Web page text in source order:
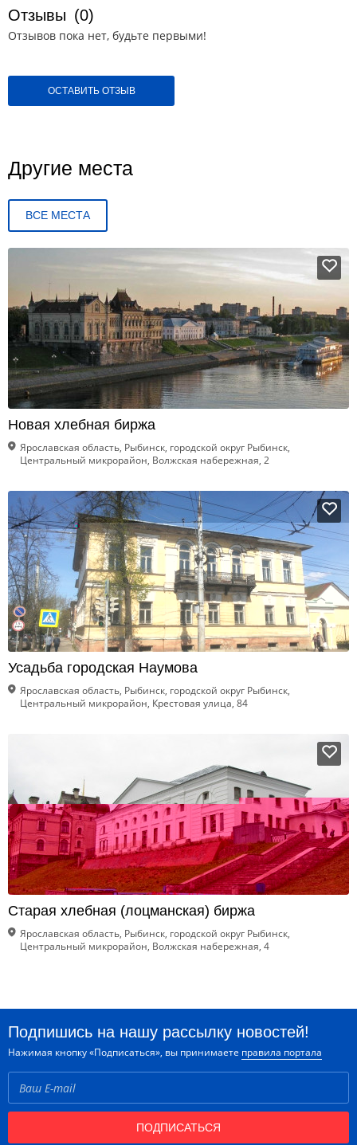
Отзывы (0)
Отзывов пока нет, будьте первыми!
ОСТАВИТЬ ОТЗЫВ
Другие места
ВСЕ МЕСТА
Новая хлебная биржа
Ярославская область, Рыбинск, городской округ Рыбинск,
Центральный микрорайон, Волжская набережная, 2
Усадьба городская Наумова
Ярославская область, Рыбинск, городской округ Рыбинск,
Центральный микрорайон, Крестовая улица, 84
Старая хлебная (лоцманская) биржа
Ярославская область, Рыбинск, городской округ Рыбинск,
Центральный микрорайон, Волжская набережная, 4
Подпишись на нашу рассылку новостей!
Нажимая кнопку «Подписаться», вы принимаете правила портала
ПОДПИСАТЬСЯ